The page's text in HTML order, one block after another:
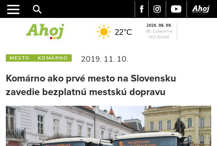
22°C
2026. 08. 09.
SK: Ľubomíra
HU: Emőd
MESTO KOMÁRNO 2019. 11. 10.
Komárno ako prvé mesto na Slovensku
zavedie bezplatnú mestskú dopravu